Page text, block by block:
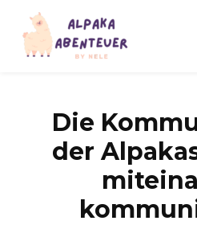
Inhalt
springen
Die
der